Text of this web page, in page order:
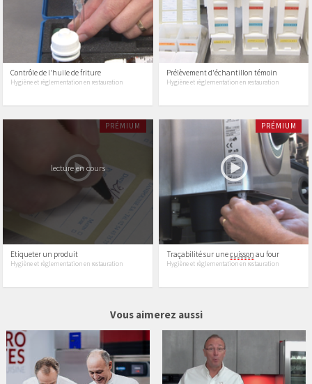
Contrôle de l'huile de friture
Hygiène et règlementation en restauration
Prélèvement d'échantillon témoin
Hygiène et règlementation en restauration
PRÉMIUM
Etiqueter un produit
Hygiène et règlementation en restauration
lecture en cours
PRÉMIUM
Traçabilité sur unecuisson au four
Hygiène et règlementation en restauration
Vous aimerez aussi